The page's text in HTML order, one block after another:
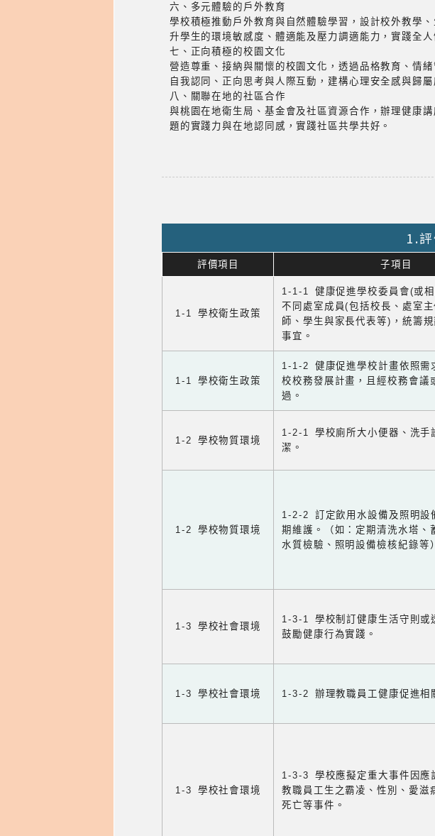
六、多元體驗的戶外教育
學校積極推動戶外教育與自然體驗學習，設計校外教學
升學生的環境敏感度、體適能及壓力調適能力，實踐全人
七、正向積極的校園文化
營造尊重、接納與關懷的校園文化，透過品格教育、情
自我認同、正向思考與人際互動，建構心理安全感與歸屬
八、關聯在地的社區合作
與桃園在地衛生局、基金會及社區資源合作，辦理健康
題的實踐力與在地認同感，實踐社區共學共好。
1.
評價項目 子項目
1-1 學校衛生政策
1-1-1 健康促進學校委員會(或
不同處室成員(包括校長、處室
師、學生與家長代表等)，統籌
事宜。
1-1 學校衛生政策
1-1-2 健康促進學校計畫依照需
校校務發展計畫，且經校務會議
過。
1-2 學校物質環境
1-2-1 學校廁所大小便器、洗手
潔。
1-2 學校物質環境
1-2-2 訂定飲用水設備及照明設
期維護。（如：定期清洗水塔、
水質檢驗、照明設備檢核紀錄等）
1-3 學校社會環境
1-3-1 學校制訂健康生活守則或
鼓勵健康行為實踐。
1-3 學校社會環境 1-3-2 辦理教職員工健康促進相
1-3 學校社會環境
1-3-3 學校應擬定重大事件因應
教職員工生之霸凌、性別、愛滋
死亡等事件。